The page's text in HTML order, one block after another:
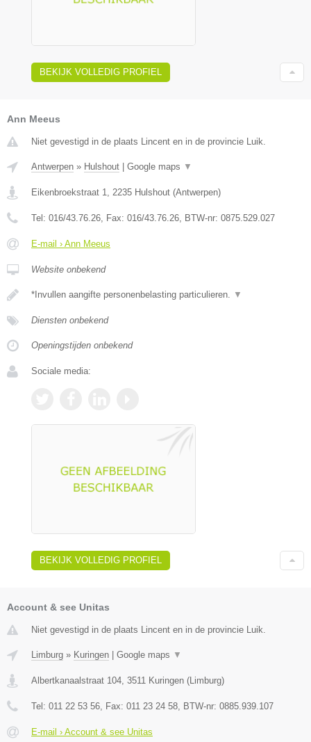
BEKIJK VOLLEDIG PROFIEL
Ann Meeus
Niet gevestigd in de plaats Lincent en in de provincie Luik.
Antwerpen » Hulshout | Google maps ▼
Eikenbroekstraat 1 2235 Hulshout (Antwerpen)
Tel: 016/43.76.26 , Fax: 016/43.76.26 , BTW-nr: 0875.529.027
E-mail › Ann Meeus
Website onbekend
*Invullen aangifte personenbelasting particulieren. ▼
Diensten onbekend
Openingstijden onbekend
Sociale media:
BEKIJK VOLLEDIG PROFIEL
Account & see Unitas
Niet gevestigd in de plaats Lincent en in de provincie Luik.
Limburg » Kuringen Google maps ▼
Albertkanaalstraat 104, 3511 Kuringen (Limburg)
Tel: 011 22 53 56, Fax: 011 23 24 58, BTW-nr: 0885.939.107
E-mail › Account & see Unitas